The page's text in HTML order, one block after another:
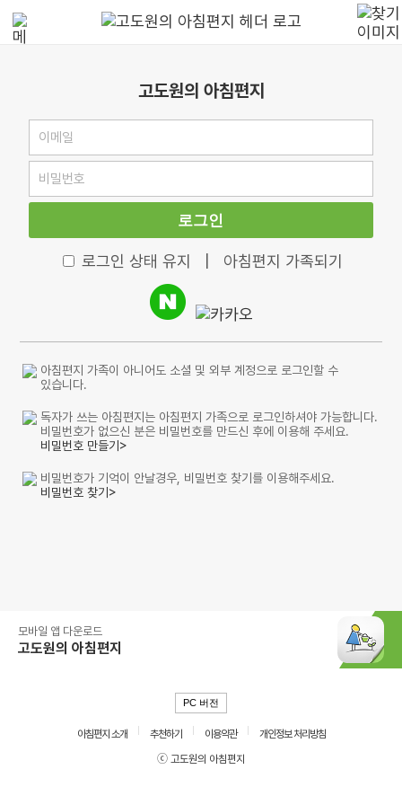
고도원의 아침편지
로그인
로그인 상태 유지 아침편지 가족되기
아침편지 가족이 아니어도 소셜 및 외부 계정으로 로그인할 수
있습니다.
독자가 쓰는 아침편지는 아침편지 가족으로 로그인하셔야 가능합니다.
비밀번호가 없으신 분은 비밀번호를 만드신 후에 이용해 주세요.
비밀번호 만들기>
비밀번호가 기억이 안날경우, 비밀번호 찾기를 이용해주세요.
비밀번호 찾기>
모바일 앱 다운로드
고도원의 아침편지
PC 버전
아침편지 소개 추천하기 이용약관
개인정보 처리방침
ⓒ 고도원의 아침편지